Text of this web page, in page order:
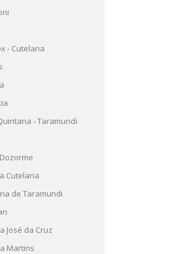
- Cutelaria
- Taramundi
Cutelaria
de Taramundi
José da Cruz
Martins